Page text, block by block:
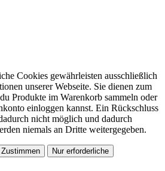
Cookies gewährleisten ausschließlich
unserer Webseite. Sie dienen zum
Produkte im Warenkorb sammeln oder
einloggen kannst. Ein Rückschluss
nicht möglich und dadurch
niemals an Dritte weitergegeben.
Zustimmen Nur erforderliche